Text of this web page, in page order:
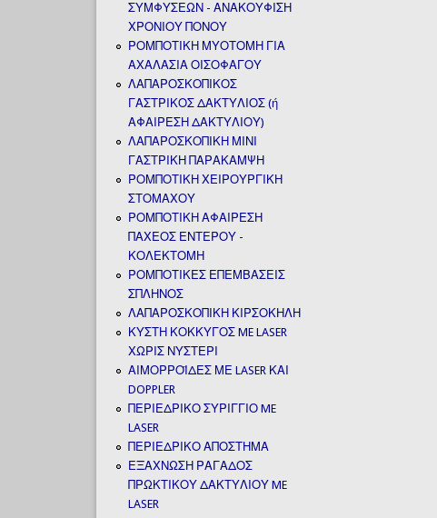
ΣΥΜΦΥΣΕΩΝ - ΑΝΑΚΟΥΦΙΣΗ
ΧΡΟΝΙΟΥ ΠΟΝΟΥ
ΡΟΜΠΟΤΙΚΗ ΜΥΟΤΟΜΗ ΓΙΑ
ΑΧΑΛΑΣΙΑ ΟΙΣΟΦΑΓΟΥ
ΛΑΠΑΡΟΣΚΟΠΙΚΟΣ
ΓΑΣΤΡΙΚΟΣ ΔΑΚΤΥΛΙΟΣ (ή
ΑΦΑΙΡΕΣΗ ΔΑΚΤΥΛΙΟΥ)
ΛΑΠΑΡΟΣΚΟΠΙΚΗ ΜΙΝΙ
ΓΑΣΤΡΙΚΗ ΠΑΡΑΚΑΜΨΗ
ΡΟΜΠΟΤΙΚΗ ΧΕΙΡΟΥΡΓΙΚΗ
ΣΤΟΜΑΧΟΥ
ΡΟΜΠΟΤΙΚΗ ΑΦΑΙΡΕΣΗ
ΠΑΧΕΟΣ ΕΝΤΕΡΟΥ -
ΚΟΛΕΚΤΟΜΗ
ΡΟΜΠΟΤΙΚΕΣ ΕΠΕΜΒΑΣΕΙΣ
ΣΠΛΗΝΟΣ
ΛΑΠΑΡΟΣΚΟΠΙΚΗ ΚΙΡΣΟΚΗΛΗ
ΚΥΣΤΗ ΚΟΚΚΥΓΟΣ ME LASER
ΧΩΡΙΣ ΝΥΣΤΕΡΙ
ΑΙΜΟΡΡΟΪΔΕΣ ΜΕ LASER ΚΑΙ
DOPPLER
ΠΕΡΙΕΔΡΙΚΟ ΣΥΡΙΓΓΙΟ ME
LASER
ΠΕΡΙΕΔΡΙΚΟ ΑΠΟΣΤΗΜΑ
ΕΞΑΧΝΩΣΗ ΡΑΓΑΔΟΣ
ΠΡΩΚΤΙΚΟΥ ΔΑΚΤΥΛΙΟΥ ME
LASER